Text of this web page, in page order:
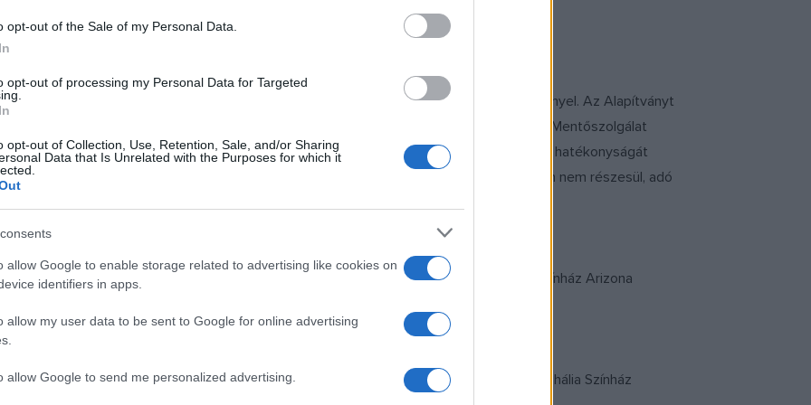
opt-out of the Sale of my Personal Data.
opt-out of processing my Personal Data for Targeted
opt-out of Collection, Use, Retention, Sale, and/or Sharing
Data that Is Unrelated with the Purposes for which it
allow Google to enable storage related to advertising like cookies on
identifiers in apps.
allow my user data to be sent to Google for online advertising
allow Google to send me personalized advertising.
ellátása és szállítása különleges szakmai, gyakorlati és műszeres felkészültséget igényel. Az Alapítványt
és gyermek mentőorvosi kocsik elindításával segítse az Országos Mentőszolgálat
és egyedülálló Gyermekrohamkocsijuk, valamint gyermek-mentőorvosi kocsijaik hatékonyságát
bajba jutott kisgyermeken segítettek. Alapítványuk állami támogatásban nem részesül, adó
működik.
február 25-én, adják át az alkotók az Alapítvány orvos igazgatójának a Thália Színház Arizona
az alkotók különleges meglepetéssel készülnek az előadás végére. Jegyeket a Thália Színház